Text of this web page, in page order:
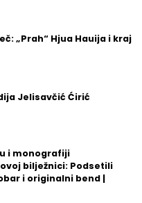
„Prah“ Hjua Hauija i kraj
Jelisavčić Ćirić
i monografiji
bilježnici: Podsetili
i originalni bend |